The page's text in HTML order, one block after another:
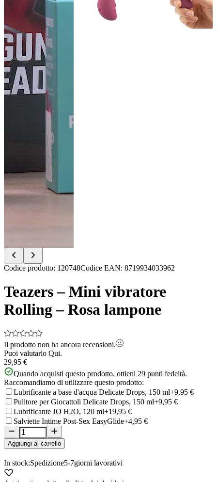
Item
of
Codice prodotto: 120748Codice EAN: 8719934033962
Teazers – Mini vibratore
Rolling – Rosa lampone
Il prodotto non ha ancora recensioni.
Puoi valutarlo Qui.
29,95 €
Quando acquisti questo prodotto, ottieni 29 punti fedeltà.
Raccomandiamo di utilizzare questo prodotto:
Lubrificante a base d'acqua Delicate Drops, 150 ml+9,95 €
Pulitore per Giocattoli Delicate Drops, 150 ml+9,95 €
Lubrificante JO H2O, 120 ml+19,95 €
Salviette Intime Post-Sex EasyGlide+4,95 €
Aggiungi al carrello
In stock:Spedizione5-7giorni lavorativi